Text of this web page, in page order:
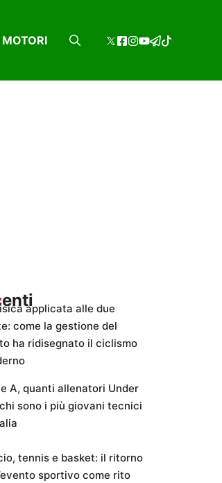
MOTORI
applicata alle due
come la gestione del
ha ridisegnato il ciclismo
A, quanti allenatori Under
sono i più giovani tecnici
tennis e basket: il ritorno
sportivo come rito